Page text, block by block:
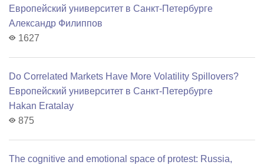
Европейский университет в Санкт-Петербурге
Александр Филиппов
1627
Do Correlated Markets Have More Volatility Spillovers?
Европейский университет в Санкт-Петербурге
Hakan Eratalay
875
The cognitive and emotional space of protest: Russia,